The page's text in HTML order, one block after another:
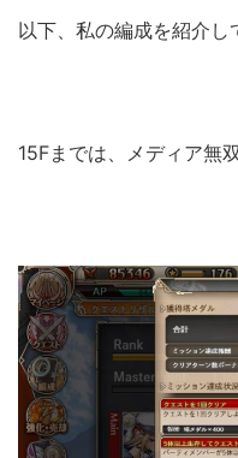
以下、私の編成を紹介し
15Fまでは、メディア無双